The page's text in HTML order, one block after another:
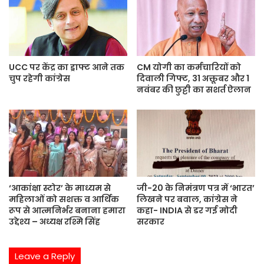
UCC पर केंद्र का ड्राफ्ट आने तक
चुप रहेगी कांग्रेस
CM योगी का कर्मचारियों को
दिवाली गिफ्ट, 31 अक्तूबर और 1
नवंबर की छुट्टी का सशर्त ऐलान
‘आकांक्षा स्टोर’ के माध्यम से
महिलाओं को सशक्त व आर्थिक
रूप से आत्मनिर्भर बनाना हमारा
उद्देश्य – अध्यक्ष रश्मि सिंह
जी-20 के निमंत्रण पत्र में ‘भारत’
लिखने पर बवाल, कांग्रेस ने
कहा- INDIA से डर गई मोदी
सरकार
Leave a Reply